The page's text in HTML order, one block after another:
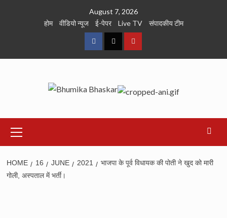
August 7, 2026
होम
वीडियो न्यूज ई-पेपर Live TV संपादकीय टीम
FacebookTwitterYoutube
Menu
HOME 16 JUNE 2021
भाजपा के पूर्व विधायक की पोती ने खुद को मारी
गोली, अस्पताल में भर्ती।